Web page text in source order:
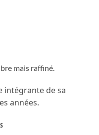
mais raffiné.
intégrante de sa
années.